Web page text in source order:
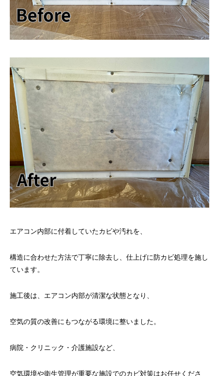
エアコン内部に付着していたカビや汚れを、
構造に合わせた方法で丁寧に除去し、仕上げに防カビ処理を施し
ています。
施工後は、エアコン内部が清潔な状態となり、
空気の質の改善にもつながる環境に整いました。
病院・クリニック・介護施設など、
空気環境や衛生管理が重要な施設でのカビ対策はお任せくださ